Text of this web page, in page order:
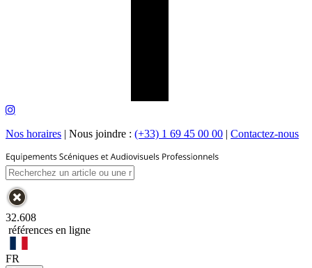
Nos horaires | Nous joindre : (+33) 1 69 45 00 00 | Contactez-nous
32.608
références en ligne
FR